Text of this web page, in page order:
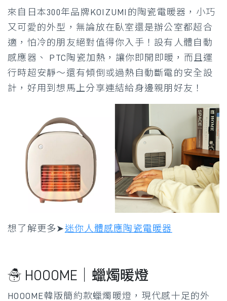
來自日本300年品牌KOIZUMI的陶瓷電暖器，小巧
又可愛的外型，無論放在臥室還是辦公室都超合
適，怕冷的朋友絕對值得你入手！設有人體自動
感應器、 PTC陶瓷加熱，讓你即開即暖，而且運
行時超安靜～還有傾倒或過熱自動斷電的安全設
計，好用到想馬上分享連結給身邊親朋好友！
想了解更多➤ 迷你人體感應陶瓷電暖器
☃ HOOOME｜蠟燭暖燈
HOOOME韓版簡約款蠟燭暖燈，現代感十足的外